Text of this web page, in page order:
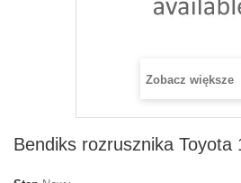
Zobacz większe
Bendiks rozrusznika Toyota